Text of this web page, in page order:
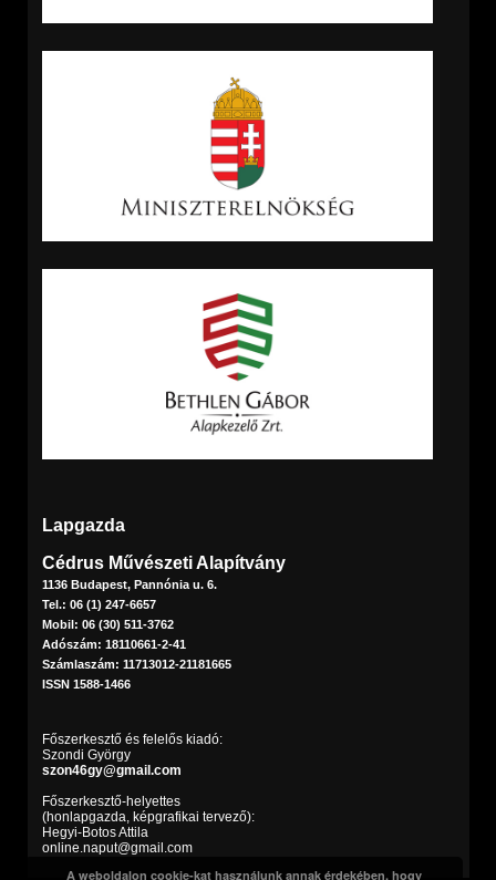
Lapgazda
Cédrus Művészeti Alapítvány
1136 Budapest, Pannónia u. 6.
Tel.: 06 (1) 247-6657
Mobil: 06 (30) 511-3762
Adószám: 18110661-2-41
Számlaszám: 11713012-21181665
ISSN 1588-1466
Főszerkesztő és felelős kiadó:
Szondi György
szon46gy@gmail.com
Főszerkesztő-helyettes
(honlapgazda, képgrafikai tervező):
Hegyi-Botos Attila
online.naput@gmail.com
A weboldalon cookie-kat használunk annak érdekében, hogy